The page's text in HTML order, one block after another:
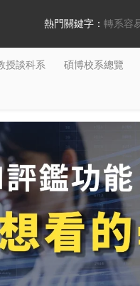
熱門關鍵字： 轉系容
授談科系 碩博校系總覽